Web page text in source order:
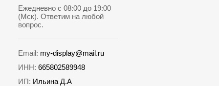
Ежедневно с 08:00 до 19:00
(Мск). Ответим на любой
вопрос.
Email: my-display@mail.ru
ИНН: 665802589948
ИП: Ильина Д.А